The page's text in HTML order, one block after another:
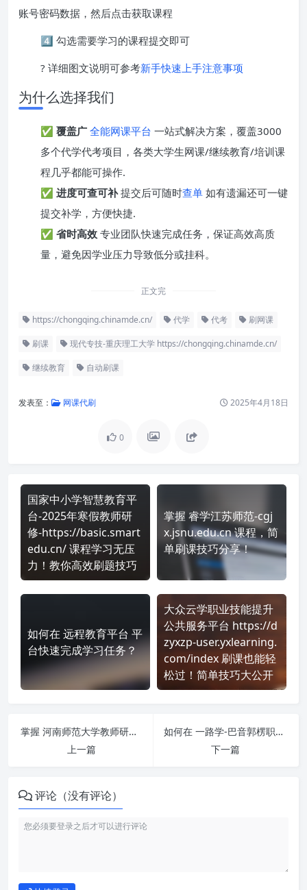
账号密码数据，然后点击获取课程
4️⃣ 勾选需要学习的课程提交即可
? 详细图文说明可参考新手快速上手注意事项
为什么选择我们
✅ 覆盖广 全能网课平台 一站式解决方案，覆盖3000
多个代学代考项目，各类大学生网课/继续教育/培训课
程几乎都能可操作.
✅ 进度可查可补提交后可随时查单 如有遗漏还可一键
提交补学，方便快捷.
✅ 省时高效 专业团队快速完成任务，保证高效高质
量，避免因学业压力导致低分或挂科。
正文完
https://chongqing.chinamde.cn/ 代学 代考 刷网课
刷课 现代专技-重庆理工大学 https://chongqing.chinamde.cn/
继续教育 自动刷课
发表至： 网课代刷 2025年4月18日
0
国家中小学智慧教育平
台-2025年寒假教师研
修-https://basic.smart
edu.cn/ 课程学习无压
力！教你高效刷题技巧
掌握 睿学江苏师范-cgj
x.jsnu.edu.cn 课程，简
单刷课技巧分享！
如何在 远程教育平台 平
台快速完成学习任务？
大众云学职业技能提升
公共服务平台 https://d
zyxzp-user.yxlearning.
com/index 刷课也能轻
松过！简单技巧大公开
掌握 河南师范大学教师研修平台hnsdadmin http://hnsd.zhihuiteacher.com/ 课程，简单刷课技巧分享！
上一篇
如何在 一路学-巴音郭楞职业技术学院 https://byxy.ylxue.net/ 平台快速完成学习任务？
下一篇
评论（没有评论）